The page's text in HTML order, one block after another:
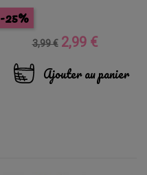
Prix
base
3,99 €
-25%
Prix
2,99 €
Ajouter au panier